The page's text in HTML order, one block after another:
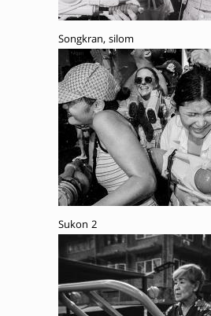
Songkran, silom
Sukon 2